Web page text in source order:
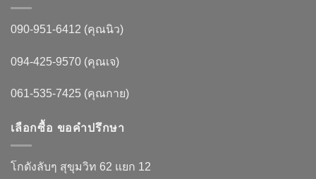
090-951-6412 (คุณนิว)
094-425-9570 (คุณเจ)
061-535-7425 (คุณกาย)
เลือกซื้อ ขอคำปรึกษา
โกดังลับๆ สุขุมวิท 62 แยก 12